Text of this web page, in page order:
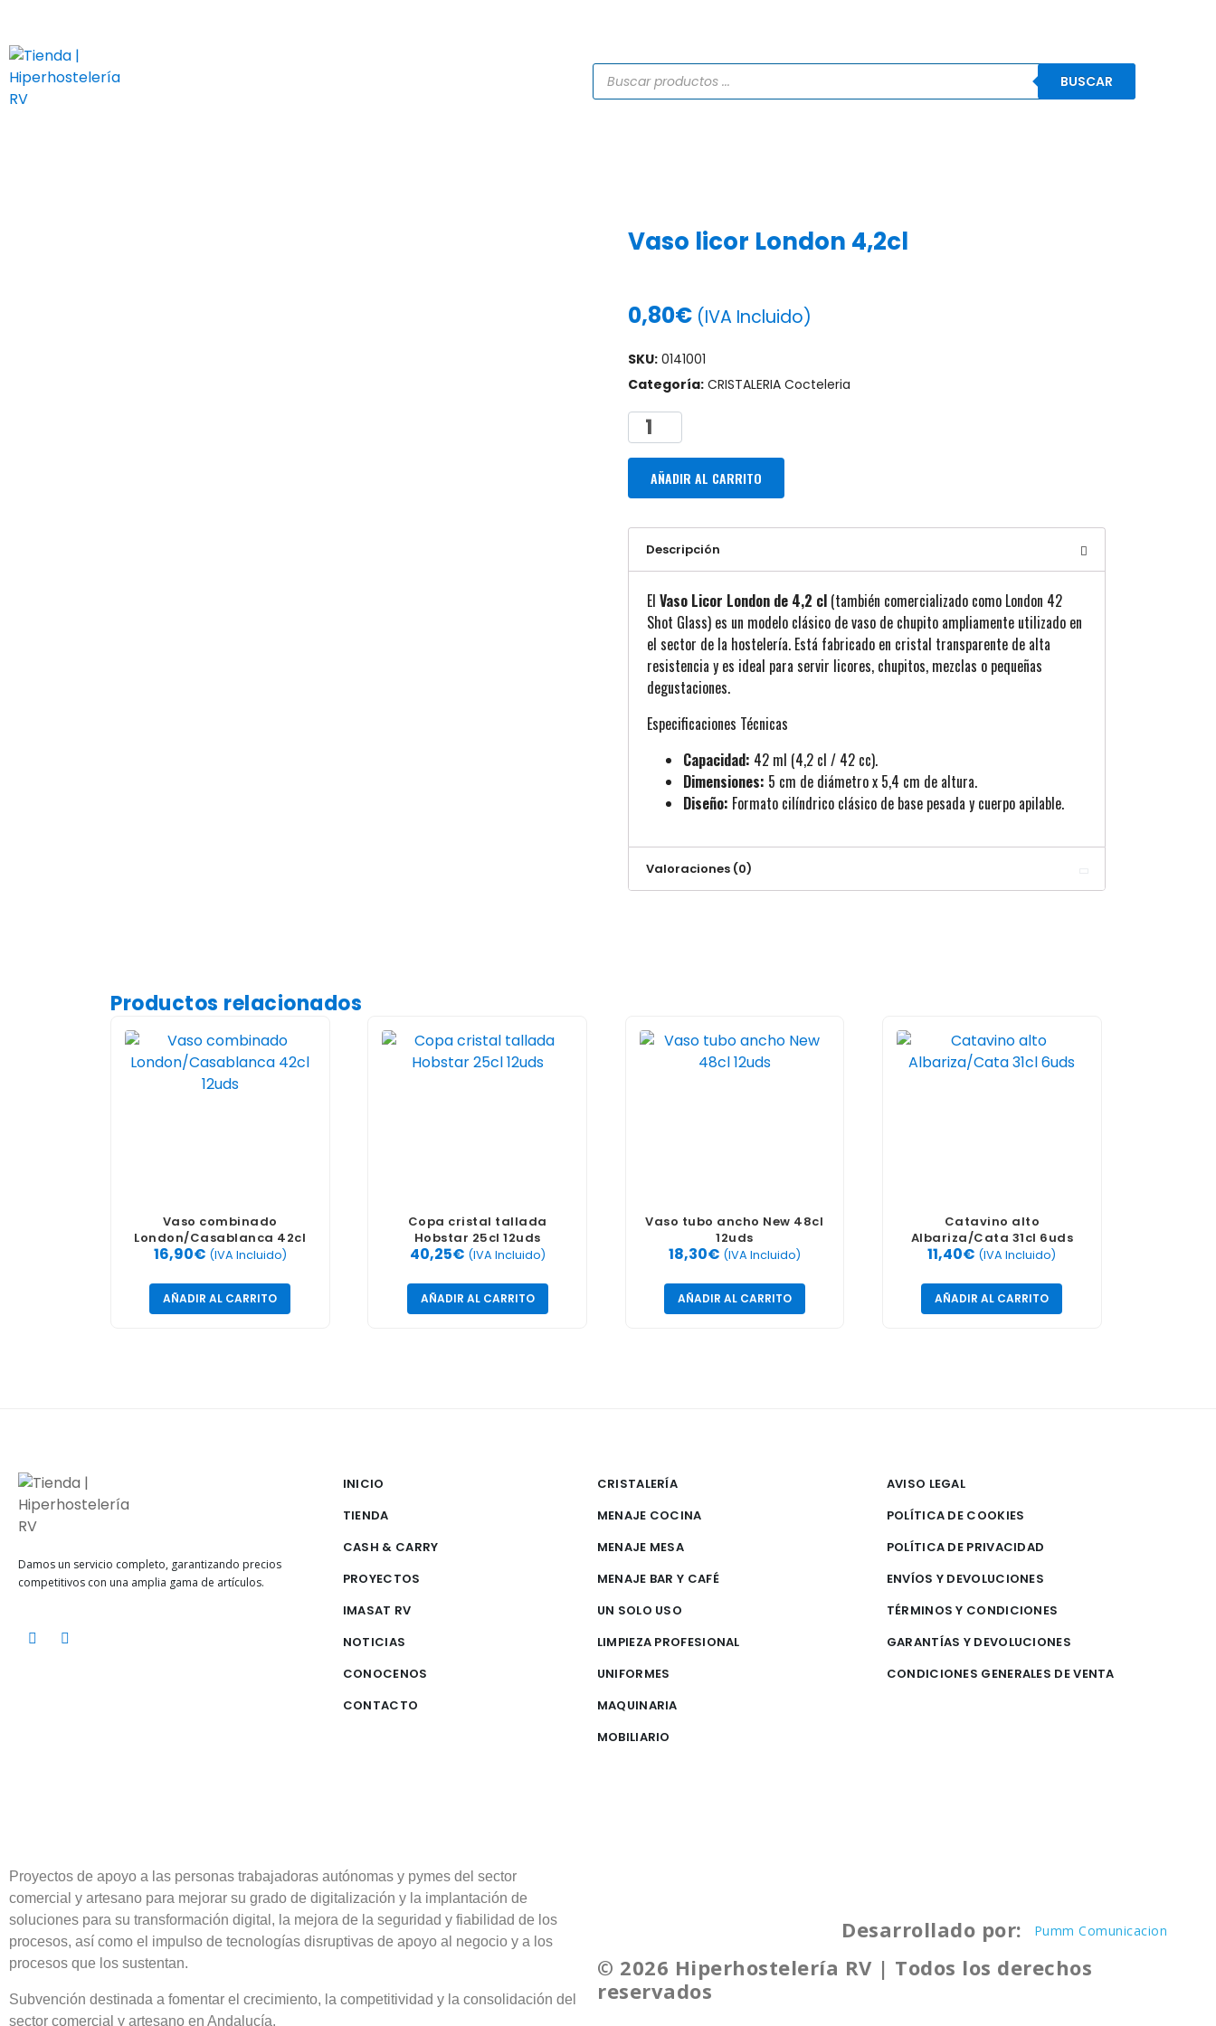
BUSCAR
Vaso licor London 4,2cl
0,80€ (IVA Incluido)
SKU: 0141001
Categoría: CRISTALERIA Cocteleria
AÑADIR AL CARRITO
Descripción
El Vaso Licor London de 4,2 cl (también comercializado como London 42
Shot Glass) es un modelo clásico de vaso de chupito ampliamente utilizado en
el sector de la hostelería. Está fabricado en cristal transparente de alta
resistencia y es ideal para servir licores, chupitos, mezclas o pequeñas
degustaciones.
Especificaciones Técnicas
Capacidad: 42 ml (4,2 cl / 42 cc).
Dimensiones: 5 cm de diámetro x 5,4 cm de altura.
Diseño: Formato cilíndrico clásico de base pesada y cuerpo apilable.
Valoraciones (0)
Productos relacionados
Vaso combinado
London/Casablanca 42cl
12uds
16,90€ (IVA Incluido)
AÑADIR AL CARRITO
Copa cristal tallada
Hobstar 25cl 12uds
40,25€ (IVA Incluido)
AÑADIR AL CARRITO
Vaso tubo ancho New 48cl
12uds
18,30€ (IVA Incluido)
AÑADIR AL CARRITO
Catavino alto
Albariza/Cata 31cl 6uds
11,40€ (IVA Incluido)
AÑADIR AL CARRITO
Damos un servicio completo, garantizando precios
competitivos con una amplia gama de artículos.
INICIO
TIENDA
CASH & CARRY
PROYECTOS
IMASAT RV
NOTICIAS
CONOCENOS
CONTACTO
CRISTALERÍA
MENAJE COCINA
MENAJE MESA
MENAJE BAR Y CAFÉ
UN SOLO USO
LIMPIEZA PROFESIONAL
UNIFORMES
MAQUINARIA
MOBILIARIO
AVISO LEGAL
POLÍTICA DE COOKIES
POLÍTICA DE PRIVACIDAD
ENVÍOS Y DEVOLUCIONES
TÉRMINOS Y CONDICIONES
GARANTÍAS Y DEVOLUCIONES
CONDICIONES GENERALES DE VENTA
Proyectos de apoyo a las personas trabajadoras autónomas y pymes del sector
comercial y artesano para mejorar su grado de digitalización y la implantación de
soluciones para su transformación digital, la mejora de la seguridad y fiabilidad de los
procesos, así como el impulso de tecnologías disruptivas de apoyo al negocio y a los
procesos que los sustentan.
Subvención destinada a fomentar el crecimiento, la competitividad y la consolidación del
sector comercial y artesano en Andalucía.
Desarrollado por: Pumm Comunicacion
© 2026 Hiperhostelería RV | Todos los derechos
reservados